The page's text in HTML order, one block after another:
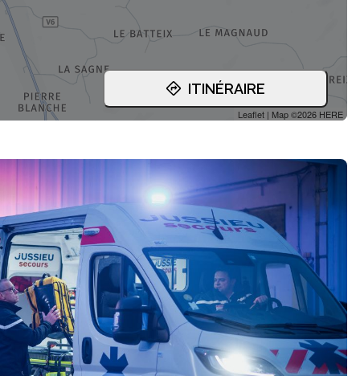
Leaflet | Map ©2026 HERE
ITINÉRAIRE